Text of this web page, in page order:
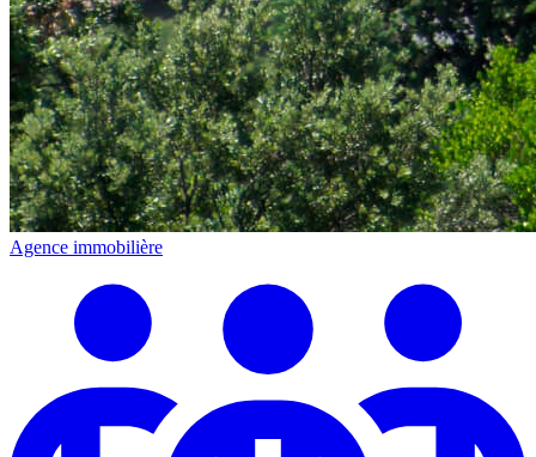
Agence immobilière